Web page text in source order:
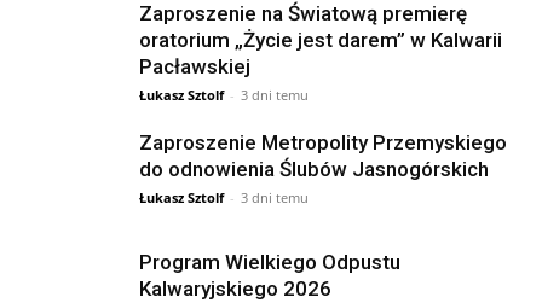
Zaproszenie na Światową premierę
oratorium „Życie jest darem” w Kalwarii
Pacławskiej
Łukasz Sztolf - 3 dni temu
Zaproszenie Metropolity Przemyskiego
do odnowienia Ślubów Jasnogórskich
Łukasz Sztolf - 3 dni temu
Program Wielkiego Odpustu
Kalwaryjskiego 2026